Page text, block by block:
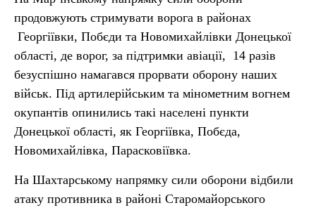
продовжують стримувати ворога в районах
Георгіївки, Побєди та Новомихайлівки Донецької
області, де ворог, за підтримки авіації, 14 разів
безуспішно намагався прорвати оборону наших
військ. Під артилерійським та мінометним вогнем
окупантів опинились такі населені пункти
Донецької області, як Георгіївка, Побєда,
Новомихайлівка, Парасковіївка.
На Шахтарському напрямку сили оборони відбили
атаку противника в районі Старомайорського